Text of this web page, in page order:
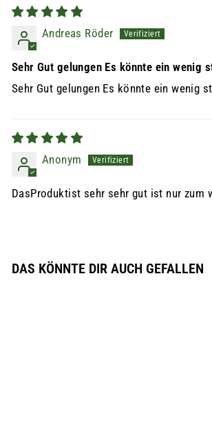
Andreas Röder
Sehr Gut gelungen Es könnte ein wenig
Sehr Gut gelungen Es könnte ein wenig
Anonym
DasProduktist sehr sehr gut ist nur zum
DAS KÖNNTE DIR AUCH GEFALLEN